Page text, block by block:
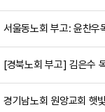
서울동노회 부고: 윤찬우
[경북노회 부고] 김은수
경기남노회 원앙교회 햇